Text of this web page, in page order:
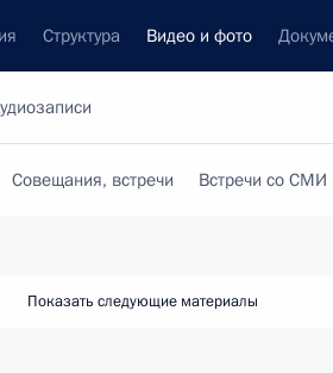
Структура Видео и фото
Совещания, встречи Встречи со СМИ
Показать следующие материалы